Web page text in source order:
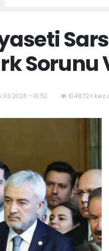
Sorunu
- 18:52 104872+ kez